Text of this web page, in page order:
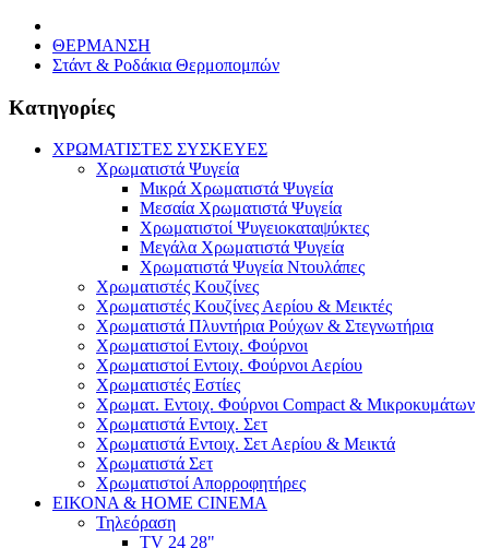
ΘΕΡΜΑΝΣΗ
Στάντ & Ροδάκια Θερμοπομπών
Κατηγορίες
ΧΡΩΜΑΤΙΣΤΕΣ ΣΥΣΚΕΥΕΣ
Χρωματιστά Ψυγεία
Μικρά Χρωματιστά Ψυγεία
Μεσαία Χρωματιστά Ψυγεία
Χρωματιστοί Ψυγειοκαταψύκτες
Μεγάλα Χρωματιστά Ψυγεία
Χρωματιστά Ψυγεία Ντουλάπες
Χρωματιστές Κουζίνες
Χρωματιστές Κουζίνες Αερίου & Μεικτές
Χρωματιστά Πλυντήρια Ρούχων & Στεγνωτήρια
Χρωματιστοί Εντοιχ. Φούρνοι
Χρωματιστοί Εντοιχ. Φούρνοι Αερίου
Χρωματιστές Εστίες
Χρωματ. Εντοιχ. Φούρνοι Compact & Μικροκυμάτων
Χρωματιστά Εντοιχ. Σετ
Χρωματιστά Εντοιχ. Σετ Αερίου & Μεικτά
Χρωματιστά Σετ
Χρωματιστοί Απορροφητήρες
ΕΙΚΟΝΑ & HOME CINEMA
Τηλεόραση
TV 24 28"